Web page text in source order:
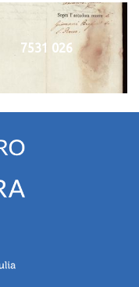
7531 026